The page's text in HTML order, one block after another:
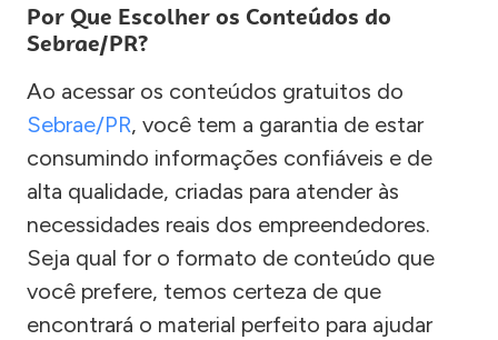
Por Que Escolher os Conteúdos do
Sebrae/PR?
Ao acessar os conteúdos gratuitos do
Sebrae/PR, você tem a garantia de estar
consumindo informações confiáveis e de
alta qualidade, criadas para atender às
necessidades reais dos empreendedores.
Seja qual for o formato de conteúdo que
você prefere, temos certeza de que
encontrará o material perfeito para ajudar